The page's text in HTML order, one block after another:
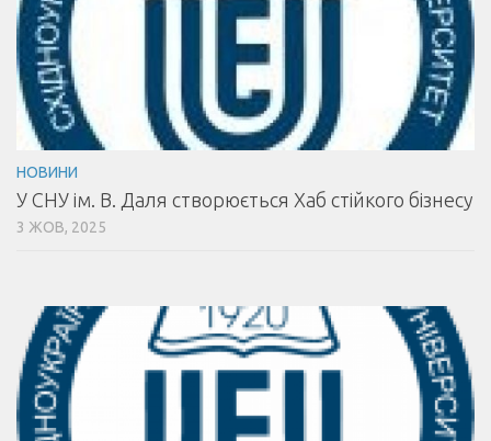
НОВИНИ
У СНУ ім. В. Даля створюється Хаб стійкого бізнесу
3 ЖОВ, 2025